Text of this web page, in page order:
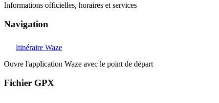
Informations officielles, horaires et services
Navigation
Itinéraire Waze
Ouvre l'application Waze avec le point de départ
Fichier GPX